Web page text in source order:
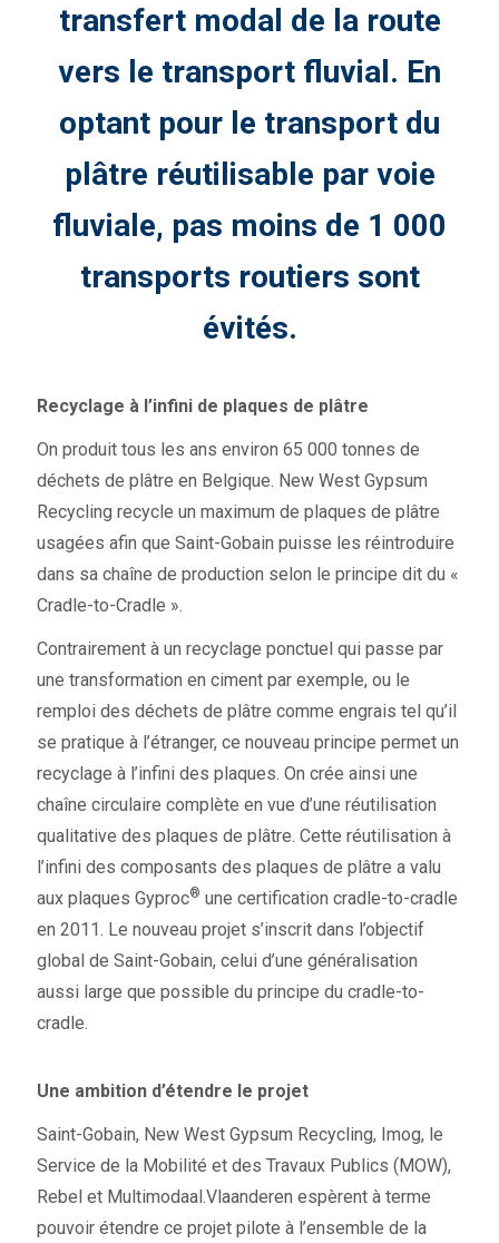
transfert modal de la route
vers le transport fluvial. En
optant pour le transport du
plâtre réutilisable par voie
fluviale, pas moins de 1 000
transports routiers sont
évités.
Recyclage à l’infini de plaques de plâtre
On produit tous les ans environ 65 000 tonnes de
déchets de plâtre en Belgique. New West Gypsum
Recycling recycle un maximum de plaques de plâtre
usagées afin que Saint-Gobain puisse les réintroduire
dans sa chaîne de production selon le principe dit du «
Cradle-to-Cradle ».
Contrairement à un recyclage ponctuel qui passe par
une transformation en ciment par exemple, ou le
remploi des déchets de plâtre comme engrais tel qu’il
se pratique à l’étranger, ce nouveau principe permet un
recyclage à l’infini des plaques. On crée ainsi une
chaîne circulaire complète en vue d’une réutilisation
qualitative des plaques de plâtre. Cette réutilisation à
l’infini des composants des plaques de plâtre a valu
aux plaques Gyproc® une certification cradle-to-cradle
en 2011. Le nouveau projet s’inscrit dans l’objectif
global de Saint-Gobain, celui d’une généralisation
aussi large que possible du principe du cradle-to-
cradle.
Une ambition d’étendre le projet
Saint-Gobain, New West Gypsum Recycling, Imog, le
Service de la Mobilité et des Travaux Publics (MOW),
Rebel et Multimodaal.Vlaanderen espèrent à terme
pouvoir étendre ce projet pilote à l’ensemble de la